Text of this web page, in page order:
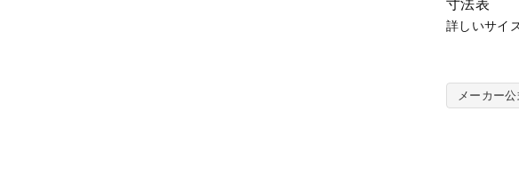
オ
裏
起
寸法表
詳しいサイ
メーカー